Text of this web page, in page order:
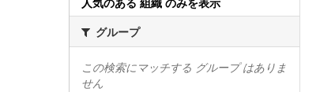
グループ
この検索にマッチする グループ はありま
せん